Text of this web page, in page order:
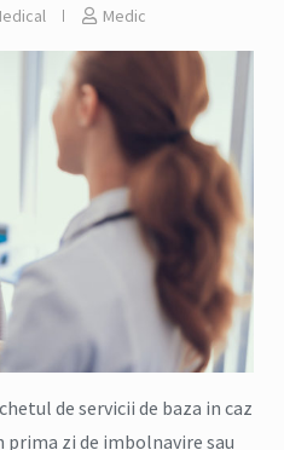
Medic
de servicii de baza in caz
prima zi de imbolnavire sau